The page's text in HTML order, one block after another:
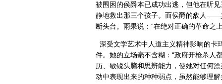
被围困的侯爵本已成功出逃，但他在听
静地救出那三个孩子。而侯爵的敌人——
断头台。雨果说：“在绝对正确的革命之
深受文学艺术中人道主义精神影响的卡
件。她的立场毫不含糊：“政府开枪杀人
历、敏锐头脑和思辨能力，使她对任何
动中表现出来的种种弱点，虽然能够理